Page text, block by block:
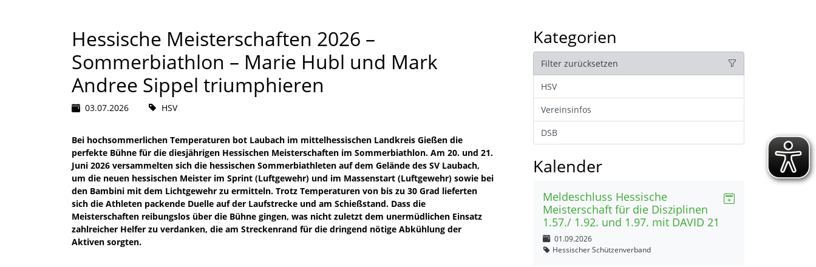
Hessische Meisterschaften 2026 –
Sommerbiathlon – Marie Hubl und Mark
Andree Sippel triumphieren
03.07.2026 HSV
Bei hochsommerlichen Temperaturen bot Laubach im mittelhessischen Landkreis Gießen die
perfekte Bühne für die diesjährigen Hessischen Meisterschaften im Sommerbiathlon. Am 20. und 21.
Juni 2026 versammelten sich die hessischen Sommerbiathleten auf dem Gelände des SV Laubach,
um die neuen hessischen Meister im Sprint (Luftgewehr) und im Massenstart (Luftgewehr) sowie bei
den Bambini mit dem Lichtgewehr zu ermitteln. Trotz Temperaturen von bis zu 30 Grad lieferten
sich die Athleten packende Duelle auf der Laufstrecke und am Schießstand. Dass die
Meisterschaften reibungslos über die Bühne gingen, was nicht zuletzt dem unermüdlichen Einsatz
zahlreicher Helfer zu verdanken, die am Streckenrand für die dringend nötige Abkühlung der
Aktiven sorgten.
Kategorien
Filter zurücksetzen
HSV
Vereinsinfos
DSB
Kalender
Meldeschluss Hessische
Meisterschaft für die Disziplinen
1.57./ 1.92. und 1.97. mit DAVID 21
01.09.2026
Hessischer Schützenverband